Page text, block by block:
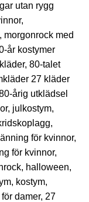
utan rygg
med
år kostymer
80-talet
27 kläder
årig utklädsel
julkostym,
för kvinnor,
för kvinnor,
halloween,
kostym,
damer, 27